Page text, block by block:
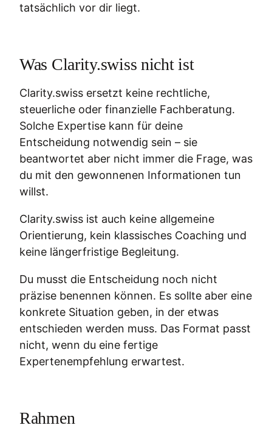
tatsächlich vor dir liegt.
Was Clarity.swiss nicht ist
Clarity.swiss ersetzt keine rechtliche,
steuerliche oder finanzielle Fachberatung.
Solche Expertise kann für deine
Entscheidung notwendig sein – sie
beantwortet aber nicht immer die Frage, was
du mit den gewonnenen Informationen tun
willst.
Clarity.swiss ist auch keine allgemeine
Orientierung, kein klassisches Coaching und
keine längerfristige Begleitung.
Du musst die Entscheidung noch nicht
präzise benennen können. Es sollte aber eine
konkrete Situation geben, in der etwas
entschieden werden muss. Das Format passt
nicht, wenn du eine fertige
Expertenempfehlung erwartest.
Rahmen